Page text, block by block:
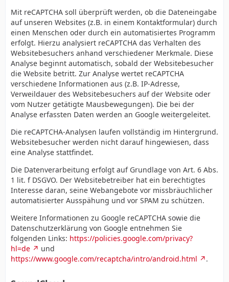
Mit reCAPTCHA soll überprüft werden, ob die Dateneingabe
auf unseren Websites (z.B. in einem Kontaktformular) durch
einen Menschen oder durch ein automatisiertes Programm
erfolgt. Hierzu analysiert reCAPTCHA das Verhalten des
Websitebesuchers anhand verschiedener Merkmale. Diese
Analyse beginnt automatisch, sobald der Websitebesucher
die Website betritt. Zur Analyse wertet reCAPTCHA
verschiedene Informationen aus (z.B. IP-Adresse,
Verweildauer des Websitebesuchers auf der Website oder
vom Nutzer getätigte Mausbewegungen). Die bei der
Analyse erfassten Daten werden an Google weitergeleitet.
Die reCAPTCHA-Analysen laufen vollständig im Hintergrund.
Websitebesucher werden nicht darauf hingewiesen, dass
eine Analyse stattfindet.
Die Datenverarbeitung erfolgt auf Grundlage von Art. 6 Abs.
1 lit. f DSGVO. Der Websitebetreiber hat ein berechtigtes
Interesse daran, seine Webangebote vor missbräuchlicher
automatisierter Ausspähung und vor SPAM zu schützen.
Weitere Informationen zu Google reCAPTCHA sowie die
Datenschutzerklärung von Google entnehmen Sie
folgenden Links: https://policies.google.com/privacy?
hl=de
und
https://www.google.com/recaptcha/intro/android.html
.